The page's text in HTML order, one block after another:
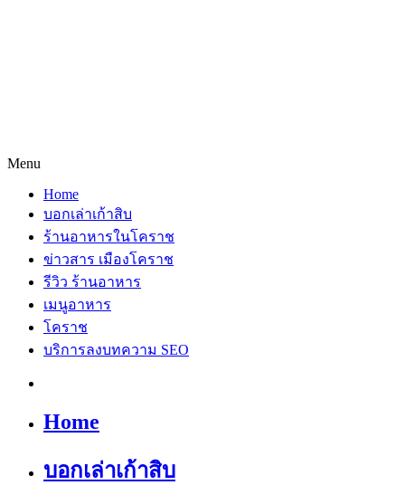
Menu
Home
บอกเล่าเก้าสิบ
ร้านอาหารในโคราช
ข่าวสาร เมืองโคราช
รีวิว ร้านอาหาร
เมนูอาหาร
โคราช
บริการลงบทความ SEO
Home
บอกเล่าเก้าสิบ